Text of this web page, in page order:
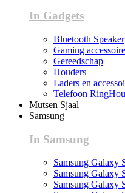
In Gadgets
Bluetooth Speaker
Gaming
Gereedschap
Houders
Laders en
Telefoon
Mutsen Sjaal
Samsung
In Samsung
Samsung Galaxy
Samsung Galaxy
Samsung Galaxy